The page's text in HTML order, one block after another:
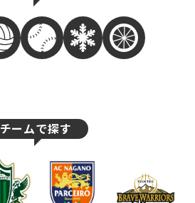
チームで探す